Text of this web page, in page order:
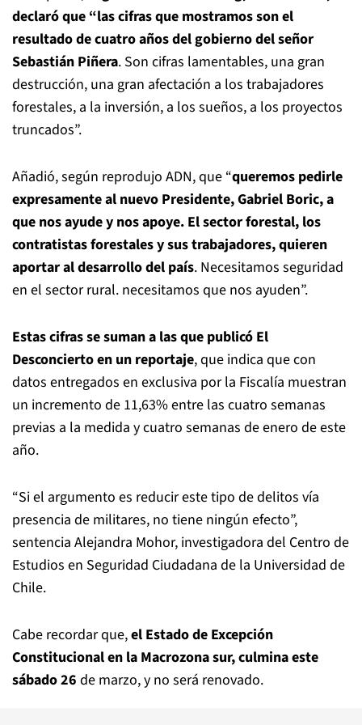
declaró que “las cifras que mostramos son el
resultado de cuatro años del gobierno del señor
Sebastián Piñera. Son cifras lamentables, una gran
destrucción, una gran afectación a los trabajadores
forestales, a la inversión, a los sueños, a los proyectos
truncados”.
Añadió, según reprodujo ADN, que “queremos pedirle
expresamente al nuevo Presidente, Gabriel Boric, a
que nos ayude y nos apoye. El sector forestal, los
contratistas forestales y sus trabajadores, quieren
aportar al desarrollo del país. Necesitamos seguridad
en el sector rural. necesitamos que nos ayuden”.
Estas cifras se suman a las que publicó El
Desconcierto en un reportaje, que indica que con
datos entregados en exclusiva por la Fiscalía muestran
un incremento de 11,63% entre las cuatro semanas
previas a la medida y cuatro semanas de enero de este
año.
“Si el argumento es reducir este tipo de delitos vía
presencia de militares, no tiene ningún efecto”,
sentencia Alejandra Mohor, investigadora del Centro de
Estudios en Seguridad Ciudadana de la Universidad de
Chile.
Cabe recordar que,el Estado de Excepción
Constitucional en la Macrozona sur, culmina este
sábado 26 de marzo, y no será renovado.